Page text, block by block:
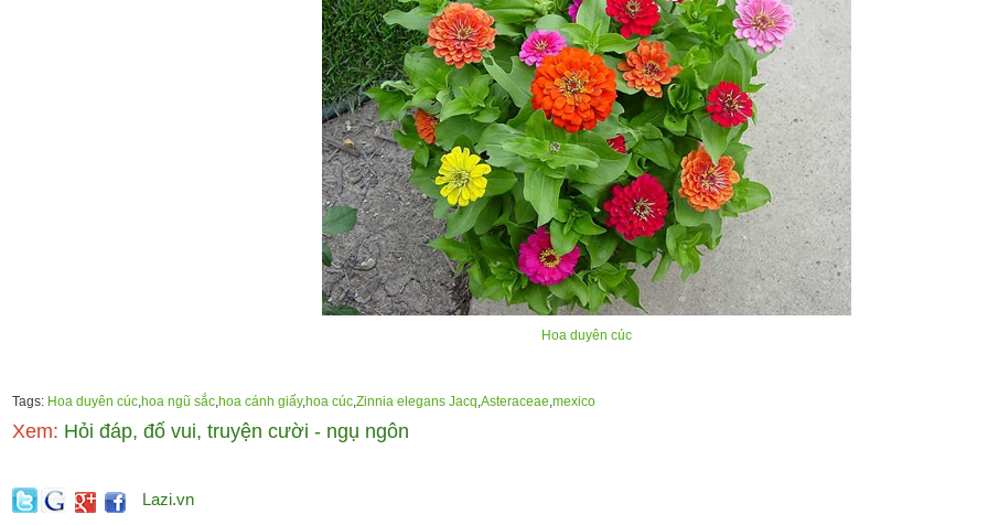
Hoa duyên cúc
Tags: Hoa duyên cúc,hoa ngũ sắc,hoa cánh giấy,hoa cúc,Zinnia elegans Jacq,Asteraceae,mexico
Xem: Hỏi đáp, đố vui, truyện cười - ngụ ngôn
Lazi.vn